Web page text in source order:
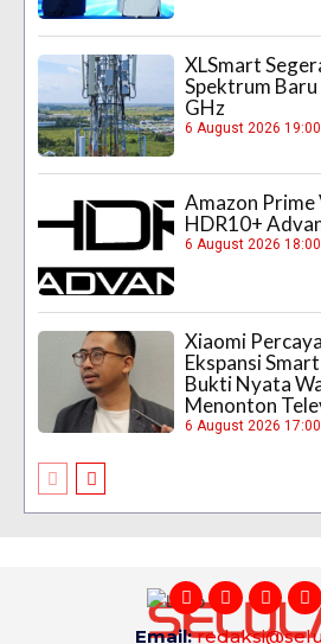
XLSmart
Spektrum
GHz
6 August 2026
Amazon
HDR10+
6 August 2026
Xiaomi
Ekspansi
Bukti Nyata
Menonton
6 August 2026
Email: